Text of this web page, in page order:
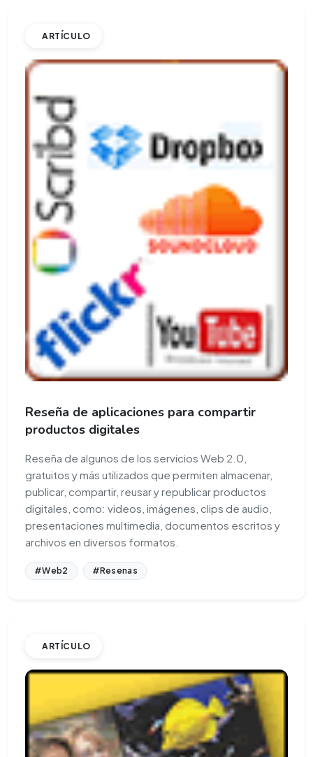
ARTÍCULO
Reseña de aplicaciones para compartir
productos digitales
Reseña de algunos de los servicios Web 2.0,
gratuitos y más utilizados que permiten almacenar,
publicar, compartir, reusar y republicar productos
digitales, como: videos, imágenes, clips de audio,
presentaciones multimedia, documentos escritos y
archivos en diversos formatos.
#Web2 #Resenas
ARTÍCULO